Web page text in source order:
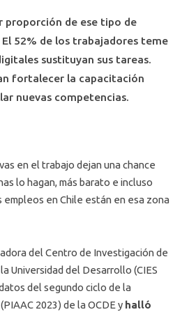
proporción de ese tipo de
El 52% de los trabajadores teme
sustituyan sus tareas.
fortalecer la capacitación
nuevas competencias.
en el trabajo dejan una chance
lo hagan, más barato e incluso
empleos en Chile están en esa zona
del Centro de Investigación de
Universidad del Desarrollo (CIES
del segundo ciclo de la
2023) de la OCDE y halló